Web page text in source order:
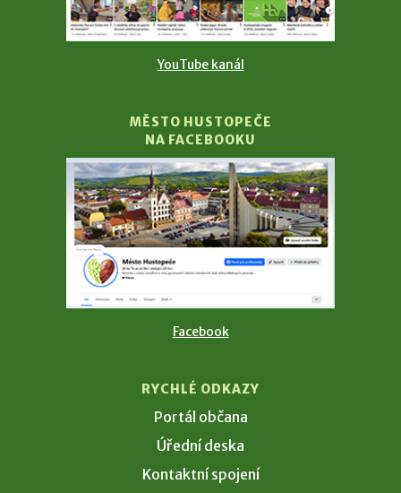
YouTube kanál
MĚSTO HUSTOPEČE
NA FACEBOOKU
Facebook
RYCHLÉ ODKAZY
Portál občana
Úřední deska
Kontaktní spojení